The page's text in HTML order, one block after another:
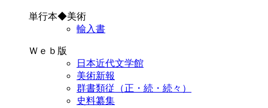
単行本◆美術
輸入書
Ｗｅｂ版
日本近代文学館
美術新報
群書類従（正・続・続々）
史料纂集